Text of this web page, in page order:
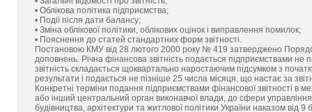
• Облікова політика підприємства;
• Події після дати балансу;
• Зміна облікової політики, облікових оцінок і виправлення помилок;
• Пояснення до статей стандартних форм звітності.
Постановою КМУ від 28 лютого 2000 року № 419 затверджено
доповнень. Річна фінансова звітність подається підприємствами
звітність складається щоквартально наростаючим підсумком з
результати і подається не пізніше 25 числа місяця, що настає за
Конкретні терміни подання підприємствами фінансової звітності
або інший центральний орган виконавчої влади, до сфери
будівництва, архітектури та житлової політики України наказом